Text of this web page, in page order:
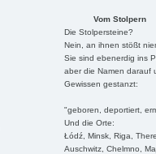
Vom Stolpern
Die Stolpersteine?
Nein, an ihnen stößt
Sie sind ebenerdig ins
aber die Namen darauf
Gewissen gestanzt:
"geboren, deportiert,
Und die Orte:
Łódź, Minsk, Riga,
Auschwitz, Chelmno,